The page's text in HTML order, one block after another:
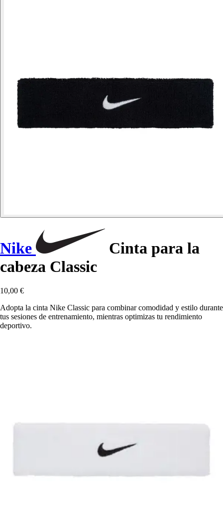
Nike
Cinta para la
cabeza Classic
10,00 €
Adopta la cinta Nike Classic para combinar comodidad y estilo durante
tus sesiones de entrenamiento, mientras optimizas tu rendimiento
deportivo.